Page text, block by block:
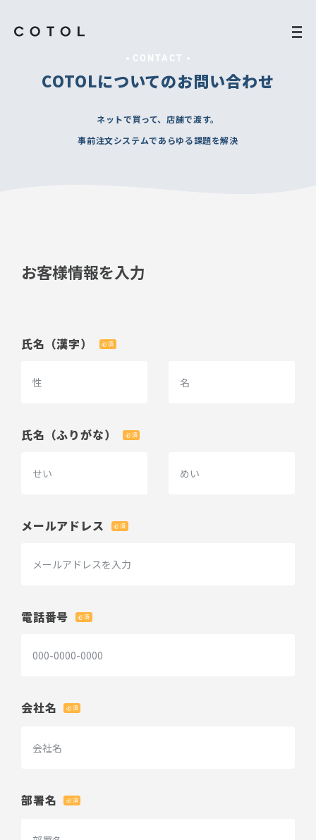
CONTACT
COTOLについてのお問い合わせ
ネットで買って、店舗で渡す。
事前注文システムであらゆる課題を解決
お客様情報を入力
氏名（漢字） 必須
氏名（ふりがな） 必須
メールアドレス 必須
電話番号 必須
会社名 必須
部署名 必須